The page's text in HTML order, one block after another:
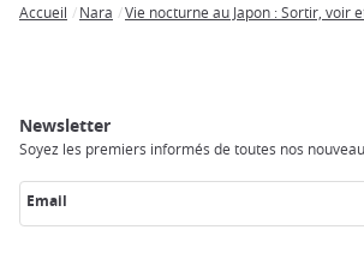
Accueil Nara Vie nocturne au Japon : Sortir, voir
Newsletter
Soyez les premiers informés de toutes nos
Email